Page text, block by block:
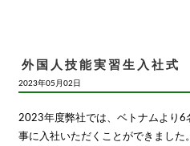
外国人技能実習生入社式
2023年05月02日
2023年度弊社では、ベトナムより6
事に入社いただくことができました